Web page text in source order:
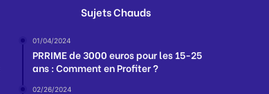
Sujets Chauds
01/04/2024
PRRIME de 3000 euros pour les 15-25
ans : Comment en Profiter ?
02/26/2024